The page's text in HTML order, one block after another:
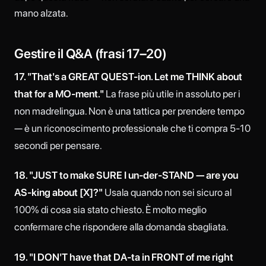
mano alzata.
Gestire il Q&A (frasi 17–20)
17. "That's a GREAT QUEST-ion. Let me THINK about
that for a MO-ment." La frase più utile in assoluto per i
non madrelingua. Non è una tattica per prendere tempo
— è un riconoscimento professionale che ti compra 5-10
secondi per pensare.
18. "JUST to make SURE I un-der-STAND — are you
AS-king about [X]?" Usala quando non sei sicuro al
100% di cosa sia stato chiesto. È molto meglio
confermare che rispondere alla domanda sbagliata.
19. "I DON'T have that DA-ta in FRONT of me right